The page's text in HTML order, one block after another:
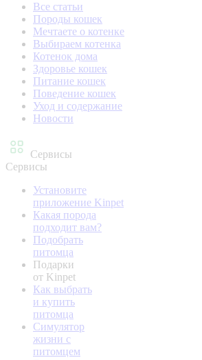
Все статьи
Породы кошек
Мечтаете о котенке
Выбираем котенка
Котенок дома
Здоровье кошек
Питание кошек
Поведение кошек
Уход и содержание
Новости
Сервисы
Сервисы
Установите
приложение Kinpet
Какая порода
подходит вам?
Подобрать
питомца
Подарки
от Kinpet
Как выбрать
и купить
питомца
Симулятор
жизни с
питомцем